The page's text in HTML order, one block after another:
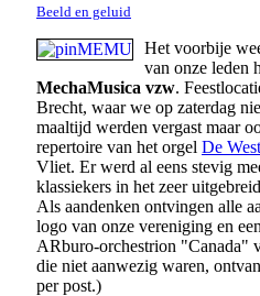
Beeld en geluid
Het voorbije
van onze leden
MechaMusica vzw.
Brecht, waar we op zaterdag
maaltijd werden vergast maar
repertoire van het orgel De
Vliet. Er werd al eens stevig
klassiekers in het zeer
Als aandenken ontvingen alle
logo van onze vereniging en
ARburo-orchestrion "Canada"
die niet aanwezig waren,
per post.)